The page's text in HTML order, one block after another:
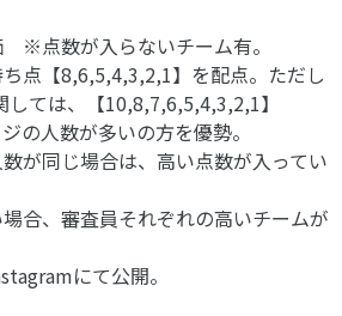
※点数が入らないチーム有。
点【8,6,5,4,3,2,1】を配点。ただし
ては、【10,8,7,6,5,4,3,2,1】
の人数が多いの方を優勢。
が同じ場合は、高い点数が入ってい
合、審査員それぞれの高いチームが
にて公開。